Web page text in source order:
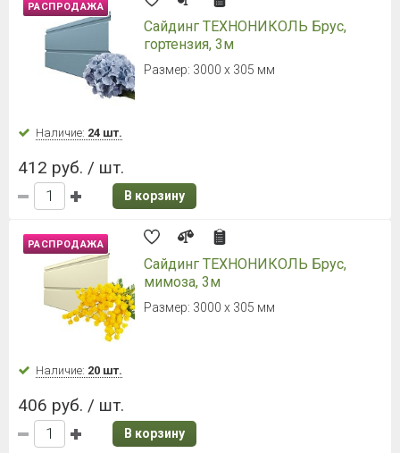
РАСПРОДАЖА
Сайдинг ТЕХНОНИКОЛЬ Брус,
гортензия, 3м
Размер: 3000 x 305 мм
Наличие: 24 шт.
412 руб. / шт.
В корзину
РАСПРОДАЖА
Сайдинг ТЕХНОНИКОЛЬ Брус,
мимоза, 3м
Размер: 3000 x 305 мм
Наличие: 20 шт.
406 руб. / шт.
В корзину